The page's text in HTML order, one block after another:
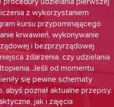
z wykorzystaniem
kursu przypominającego
krwawień, wykonywanie
i bezprzyrządowej
zdarzenia, czy udzielania
Jeśli od momentu
się pewne schematy
abyś poznał aktualne przepisy.
jak i zajęcia